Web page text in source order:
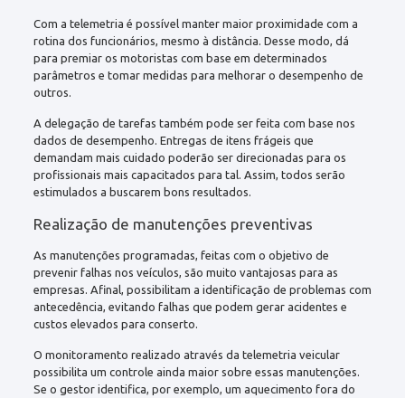
Com a telemetria é possível manter maior proximidade com a
rotina dos funcionários, mesmo à distância. Desse modo, dá
para premiar os motoristas com base em determinados
parâmetros e tomar medidas para melhorar o desempenho de
outros.
A delegação de tarefas também pode ser feita com base nos
dados de desempenho. Entregas de itens frágeis que
demandam mais cuidado poderão ser direcionadas para os
profissionais mais capacitados para tal. Assim, todos serão
estimulados a buscarem bons resultados.
Realização de manutenções preventivas
As manutenções programadas, feitas com o objetivo de
prevenir falhas nos veículos, são muito vantajosas para as
empresas. Afinal, possibilitam a identificação de problemas com
antecedência, evitando falhas que podem gerar acidentes e
custos elevados para conserto.
O monitoramento realizado através da telemetria veicular
possibilita um controle ainda maior sobre essas manutenções.
Se o gestor identifica, por exemplo, um aquecimento fora do